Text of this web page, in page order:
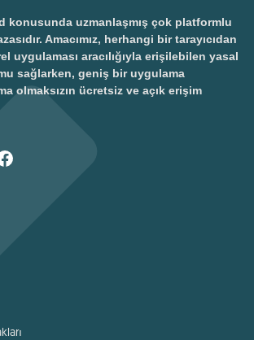
konusunda uzmanlaşmış çok platformlu
Amacımız, herhangi bir tarayıcıdan
uygulaması aracılığıyla erişilebilen yasal
sağlarken, geniş bir uygulama
olmaksızın ücretsiz ve açık erişim